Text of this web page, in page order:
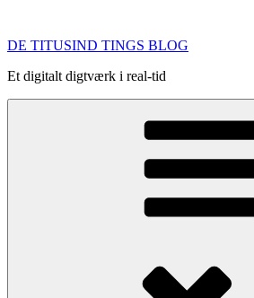
indhold
DE TITUSIND TINGS BLOG
Et digitalt digtværk i real-tid